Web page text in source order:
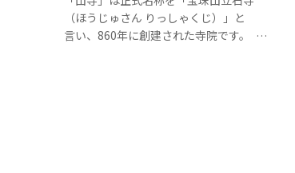
（ほうじゅさん りっしゃくじ）」と
言い、860年に創建された寺院です。